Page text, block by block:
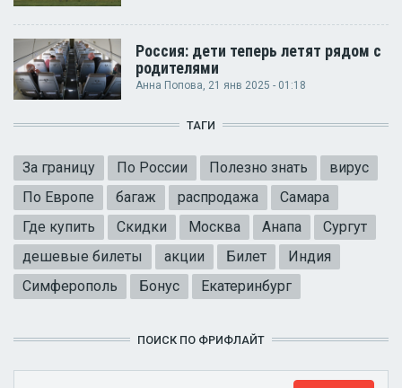
Россия: дети теперь летят рядом с
родителями
Анна Попова, 21 янв 2025 - 01:18
ТАГИ
За границу По России Полезно знать
вирус
По Европе
багаж распродажа
Самара
Где купить
Скидки Москва Анапа
Сургут
дешевые билеты
акции Билет
Индия
Симферополь
Бонус Екатеринбург
ПОИСК ПО ФРИФЛАЙТ